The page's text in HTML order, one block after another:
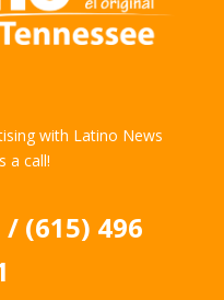
with Latino News
a call!
/ (615) 496